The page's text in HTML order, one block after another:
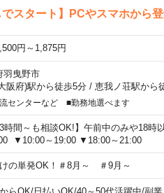
でスタート】PCやスマホから
円～1,875円
羽曳野市
阪府)駅から徒歩5分/ 恵我ノ荘駅から
センターなど ■勤務地選べます
3時間～も相談OK!】午前中のみや18
▼10:00～19:00 ▼18:00～21:00
の単発OK！＃8月～ ＃9月～